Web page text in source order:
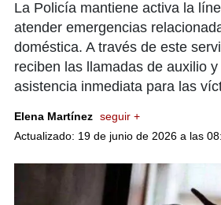
La Policía mantiene activa la
atender emergencias
doméstica. A través de este
reciben las llamadas de auxilio
asistencia inmediata para las
Elena Martínez seguir +
Actualizado: 19 de junio de 2026 a las